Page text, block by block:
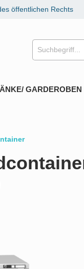
öffentlichen Rechts
GARDEROBEN